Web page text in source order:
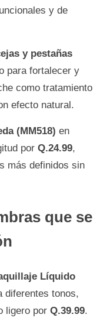
y de
y pestañas
para fortalecer y
como tratamiento
efecto natural.
(MM518) en
por Q.24.99,
más definidos sin
que se
Líquido
diferentes tonos,
ligero por Q.39.99.